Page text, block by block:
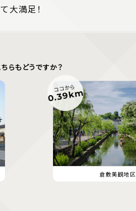
大満足！
ちらもどうですか？
倉敷美観地区
ココから
0.39km